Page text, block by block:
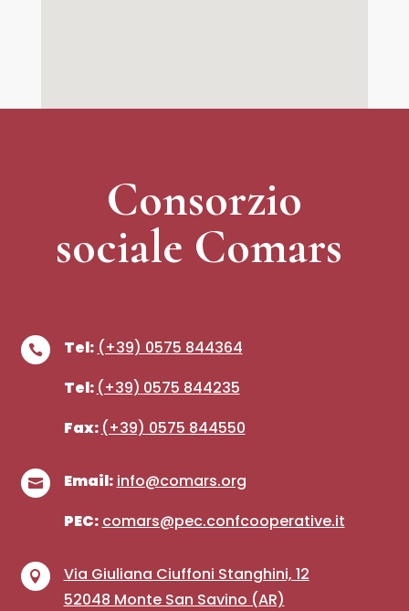
Consorzio
sociale Comars
 Tel: (+39) 0575 844364
Tel: (+39) 0575 844235
Fax: (+39) 0575 844550
 Email: info@comars.org
PEC: comars@pec.confcooperative.it

Via Giuliana Ciuffoni Stanghini, 12
52048 Monte San Savino (AR)